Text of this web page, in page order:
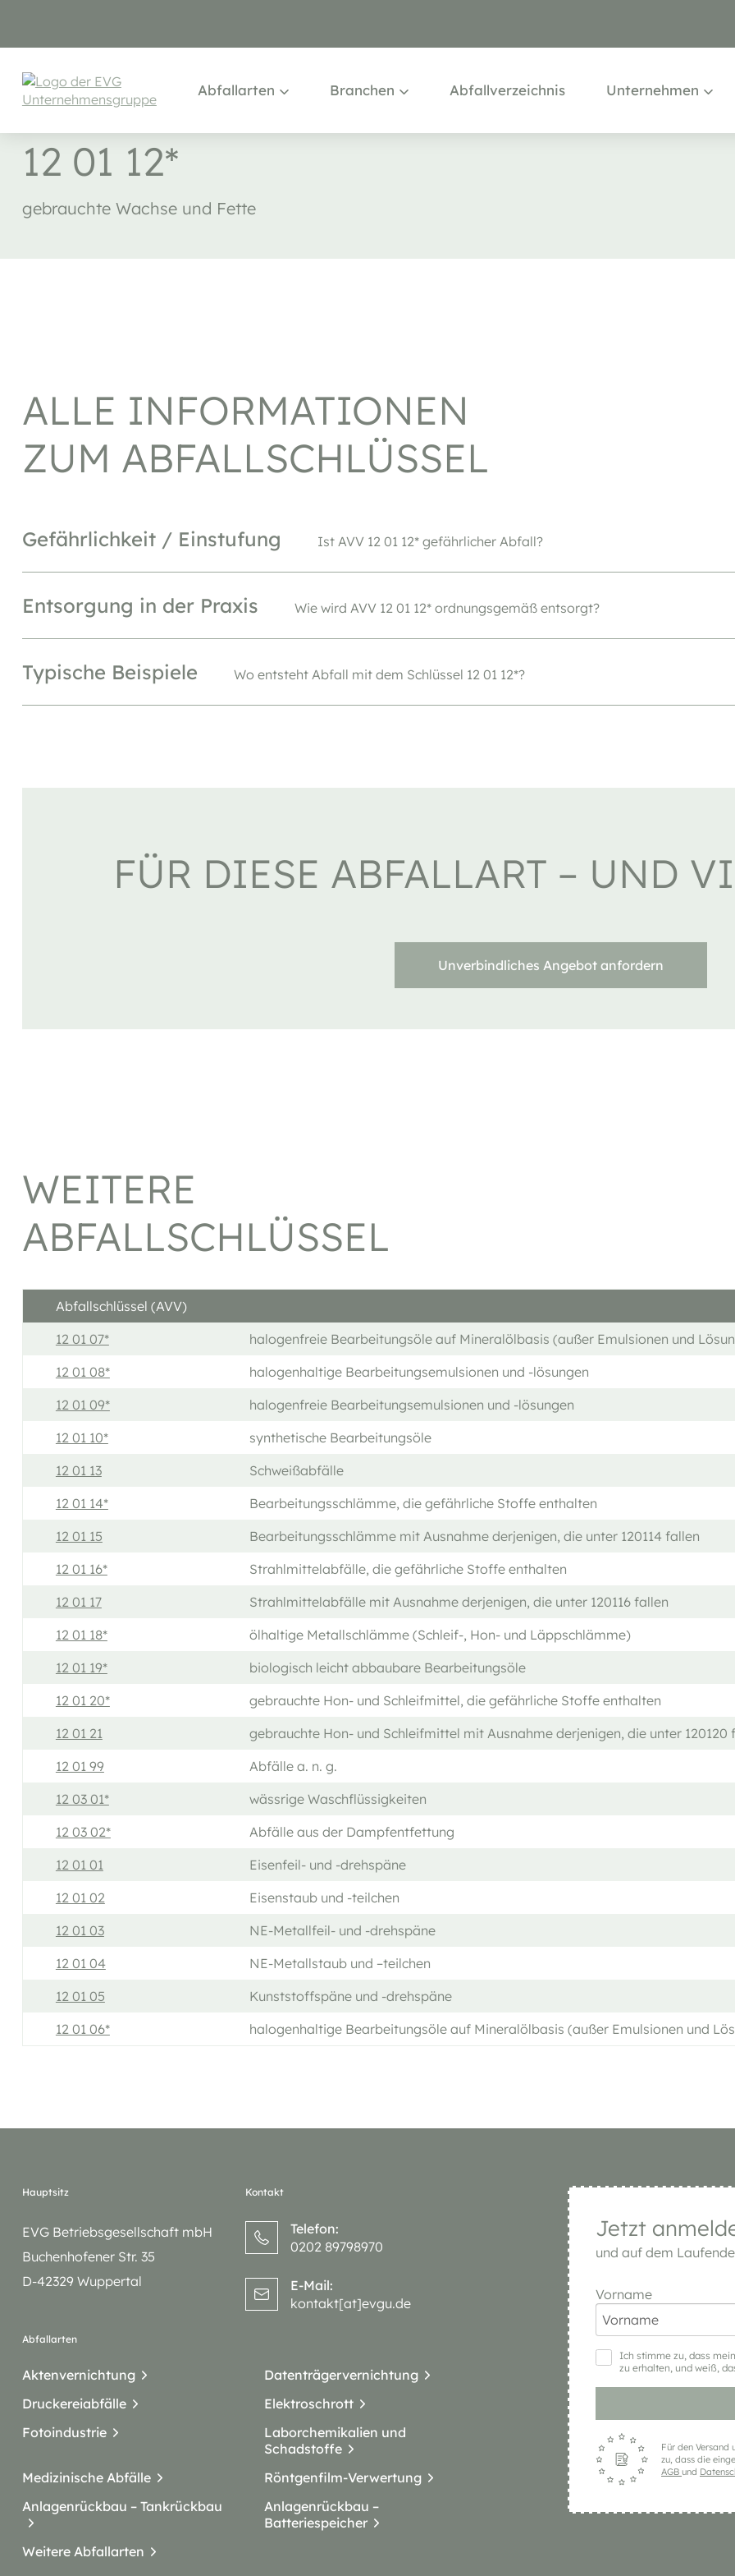
Abfallarten Branchen Abfallverzeichnis Unternehmen
ABFALLVERZEICHNIS >12
12 01 12*
gebrauchte Wachse und Fette
ALLE INFORMATIONEN
ZUM ABFALLSCHLÜSSEL
Gefährlichkeit / Einstufung Ist AVV 12 01 12* gefährlicher Abfall?
Entsorgung in der Praxis Wie wird AVV 12 01 12* ordnungsgemäß entsorgt?
Typische Beispiele Wo entsteht Abfall mit dem Schlüssel 12 01 12*?
FÜR DIESE ABFALLART – UND
Unverbindliches Angebot anfordern
WEITERE
ABFALLSCHLÜSSEL
Abfallschlüssel (AVV)
12 01 07*
halogenfreie Bearbeitungsöle auf Mineralölbasis (außer Emulsionen und
12 01 08*
halogenhaltige Bearbeitungsemulsionen und -lösungen
12 01 09*
halogenfreie Bearbeitungsemulsionen und -lösungen
12 01 10*
synthetische Bearbeitungsöle
12 01 13
Schweißabfälle
12 01 14*
Bearbeitungsschlämme, die gefährliche Stoffe enthalten
12 01 15
Bearbeitungsschlämme mit Ausnahme derjenigen, die unter 120114 fallen
12 01 16*
Strahlmittelabfälle, die gefährliche Stoffe enthalten
12 01 17
Strahlmittelabfälle mit Ausnahme derjenigen, die unter 120116 fallen
12 01 18*
ölhaltige Metallschlämme (Schleif-, Hon- und Läppschlämme)
12 01 19*
biologisch leicht abbaubare Bearbeitungsöle
12 01 20*
gebrauchte Hon- und Schleifmittel, die gefährliche Stoffe enthalten
12 01 21
gebrauchte Hon- und Schleifmittel mit Ausnahme derjenigen, die unter 120120
12 01 99
Abfälle a. n. g.
12 03 01*
wässrige Waschflüssigkeiten
12 03 02*
Abfälle aus der Dampfentfettung
12 01 01
Eisenfeil- und -drehspäne
12 01 02
Eisenstaub und -teilchen
12 01 03
NE-Metallfeil- und -drehspäne
12 01 04
NE-Metallstaub und –teilchen
12 01 05
Kunststoffspäne und -drehspäne
12 01 06*
halogenhaltige Bearbeitungsöle auf Mineralölbasis (außer Emulsionen und
Hauptsitz
EVG Betriebsgesellschaft mbH
Buchenhofener Str. 35
D-42329 Wuppertal
Kontakt
Telefon:
0202 89798970
E-Mail:
kontakt[at]evgu.de
Abfallarten
Aktenvernichtung
Datenträgervernichtung
Druckereiabfälle
Elektroschrott
Fotoindustrie
Laborchemikalien und
Schadstoffe
Medizinische Abfälle
Röntgenfilm-Verwertung
Anlagenrückbau – Tankrückbau
Anlagenrückbau –
Batteriespeicher
Weitere Abfallarten
Jetzt
und auf dem
Vorname
Ich stimme zu, dass
zu erhalten, und weiß,
Für den Versand
zu, dass die
AGB und